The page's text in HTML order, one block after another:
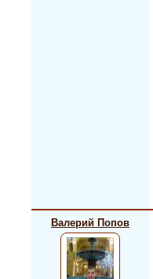
Валерий Попов